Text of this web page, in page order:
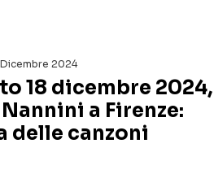
Dicembre 2024
18 dicembre 2024,
a Firenze:
delle canzoni